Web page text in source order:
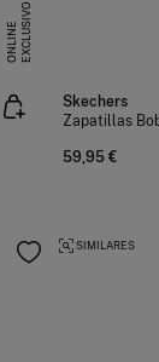
E
X
C
L
U
SI
V
O
O
N
L
I
N
E
Skechers
Zapatillas
59,95 €
SIMILARES